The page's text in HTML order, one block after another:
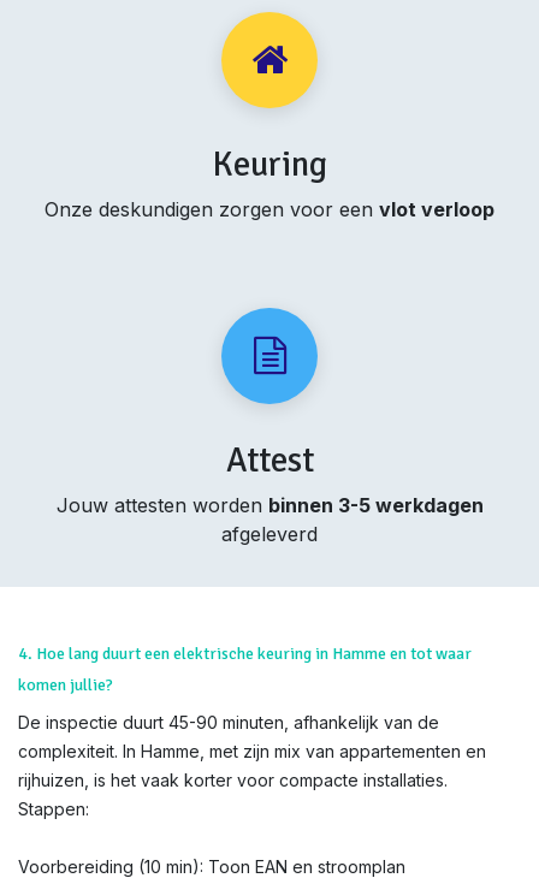
Keuring
Onze deskundigen zorgen voor een vlot verloop
Attest
Jouw attesten worden binnen 3-5 werkdagen
afgeleverd
4. Hoe lang duurt een elektrische keuring in Hamme en tot waar
komen jullie?
De inspectie duurt 45-90 minuten, afhankelijk van de
complexiteit. In Hamme, met zijn mix van appartementen en
rijhuizen, is het vaak korter voor compacte installaties.
Stappen:
Voorbereiding (10 min): Toon EAN en stroomplan